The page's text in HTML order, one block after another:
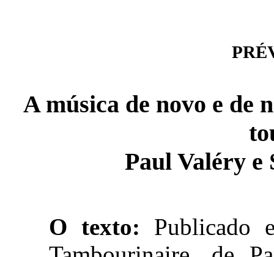
A música de novo e de
Paul Valéry e
O texto: Publicado